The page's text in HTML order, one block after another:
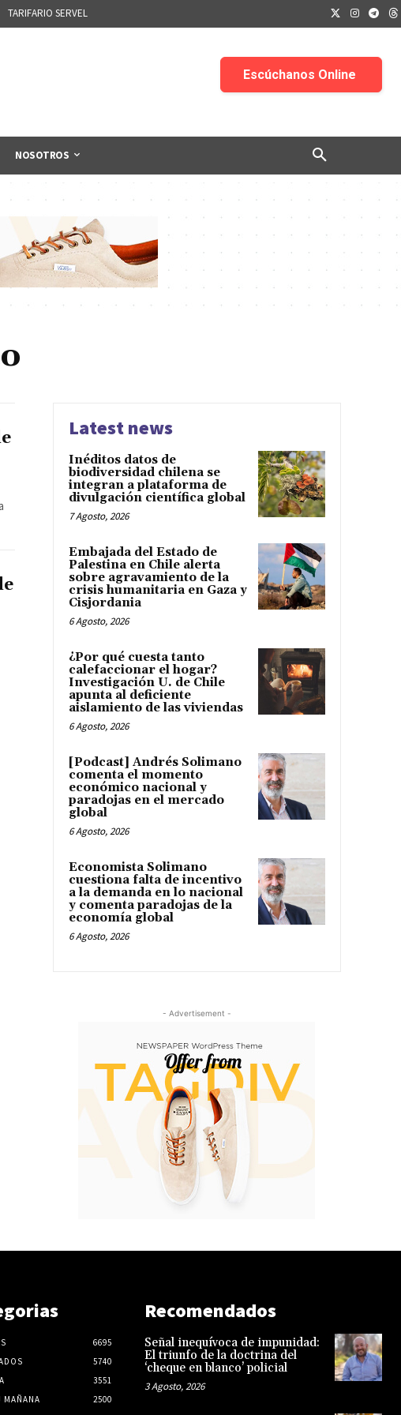
TARIFARIO SERVEL
NOSOTROS
Latest news
Inéditos datos de
biodiversidad chilena se
integran a plataforma de
divulgación científica global
7 Agosto, 2026
Embajada del Estado de
Palestina en Chile alerta
sobre agravamiento de la
crisis humanitaria en Gaza y
Cisjordania
6 Agosto, 2026
¿Por qué cuesta tanto
calefaccionar el hogar?
Investigación U. de Chile
apunta al deficiente
aislamiento de las viviendas
6 Agosto, 2026
[Podcast] Andrés Solimano
comenta el momento
económico nacional y
paradojas en el mercado
global
6 Agosto, 2026
Economista Solimano
cuestiona falta de incentivo
a la demanda en lo nacional
y comenta paradojas de la
economía global
6 Agosto, 2026
- Advertisement -
6695
5740
3551
MAÑANA
2500
Recomendados
Señal inequívoca de impunidad:
El triunfo de la doctrina del
‘cheque en blanco’ policial
3 Agosto, 2026